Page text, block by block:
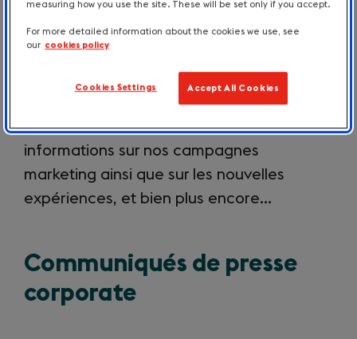
sectorielles, dénichez des idées de
reportages dans nos destinations et des
informations sur les expériences
existantes. Vous trouverez ici nos données
chiffrées, les résultats de nos dernières
études et de nos enquêtes, des
informations sur nos campagnes
marketing ainsi que sur les nouvelles
expériences, et bien plus encore…
Communiqués de presse
corporate
measuring how you use the site. These will be set only if you accept.
For more detailed information about the cookies we use, see
our cookies policy
Cookies Settings Accept All Cookies